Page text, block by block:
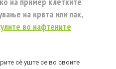
на крвта или пак,
во нафтените
сè уште се во своите